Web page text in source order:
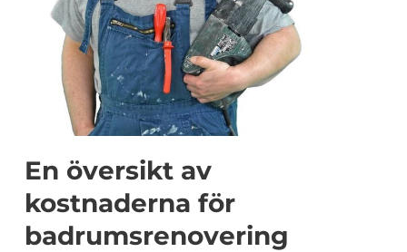
En översikt av
kostnaderna för
badrumsrenovering